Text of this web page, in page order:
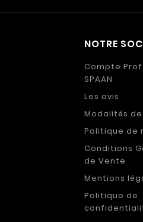
NOTRE
Compte
SPAAN
Les avis
Modalités
Politique de
Conditions
de Vente
Mentions
Politique de